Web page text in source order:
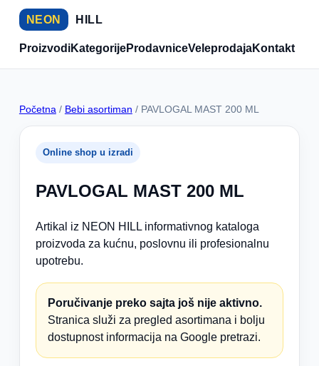
NEON HILL
ProizvodiKategorijeProdavniceVeleprodajaKontakt
Početna / Bebi asortiman / PAVLOGAL MAST 200 ML
Online shop u izradi
PAVLOGAL MAST 200 ML
Artikal iz NEON HILL informativnog kataloga
proizvoda za kućnu, poslovnu ili profesionalnu
upotrebu.
Poručivanje preko sajta još nije aktivno.
Stranica služi za pregled asortimana i bolju
dostupnost informacija na Google pretrazi.